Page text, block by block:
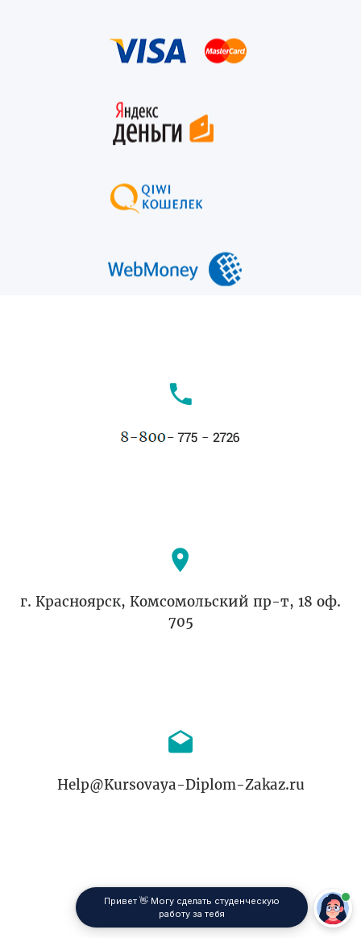
г. Красноярск, Комсомольский пр-т, 18 оф.
705
Help@Kursovaya-Diplom-Zakaz.ru
Привет 👋 Могу сделать студенческую
работу за тебя